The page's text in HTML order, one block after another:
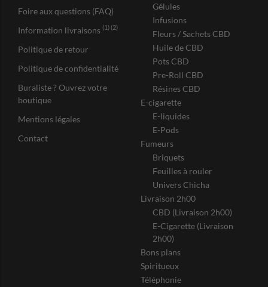
Foire aux questions (FAQ)
Information livraisons (1) (2)
Politique de retour
Politique de confidentialité
Buraliste ? Ouvrez votre
boutique
Mentions légales
Contact
Gélules
Infusions
Fleurs / Sachets CBD
Huile de CBD
Pots CBD
Pre-Roll CBD
Résines CBD
E-cigarette
E-liquides
E-Pods
Fumeurs
Briquets
Feuilles à rouler
Univers Chicha
Livraison 2h00
CBD (Livraison 2h00)
E-Cigarette (Livraison
2h00)
Bons plans
Spiritueux
Téléphonie